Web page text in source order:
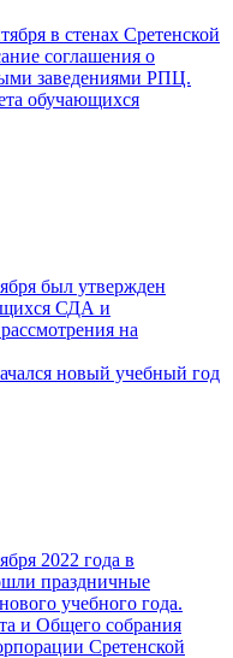
в стенах Сретенской
соглашения о
заведениями РПЦ.
обучающихся
был утвержден
СДА и
на
новый учебный год
2022 года в
праздничные
учебного года.
и Общего собрания
Сретенской